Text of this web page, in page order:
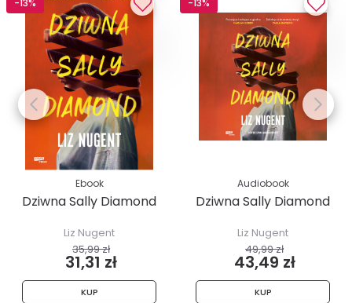
Ebook
Dziwna Sally Diamond
Liz Nugent
35,99 zł
31,31 zł
KUP
Audiobook
Dziwna Sally Diamond
Liz Nugent
49,99 zł
43,49 zł
KUP